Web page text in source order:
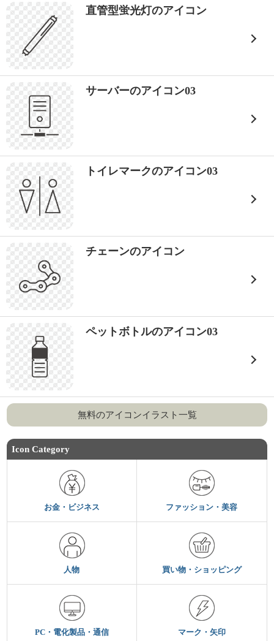
直管型蛍光灯のアイコン
サーバーのアイコン03
トイレマークのアイコン03
チェーンのアイコン
ペットボトルのアイコン03
無料のアイコンイラスト一覧
Icon Category
お金・ビジネス ファッション・美容
人物 買い物・ショッピング
PC・電化製品・通信 マーク・矢印